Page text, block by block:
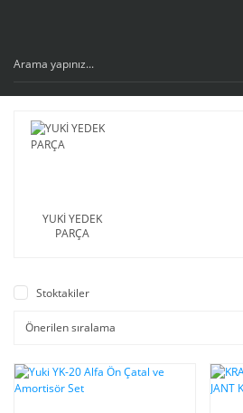
YUKİ YEDEK
PARÇA
Stoktakiler